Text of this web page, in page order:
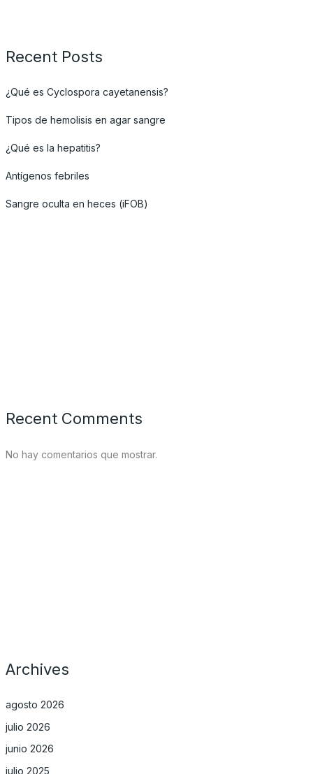
Recent Posts
¿Qué es Cyclospora cayetanensis?
Tipos de hemolisis en agar sangre
¿Qué es la hepatitis?
Antígenos febriles
Sangre oculta en heces (iFOB)
Recent Comments
No hay comentarios que mostrar.
Archives
agosto 2026
julio 2026
junio 2026
julio 2025